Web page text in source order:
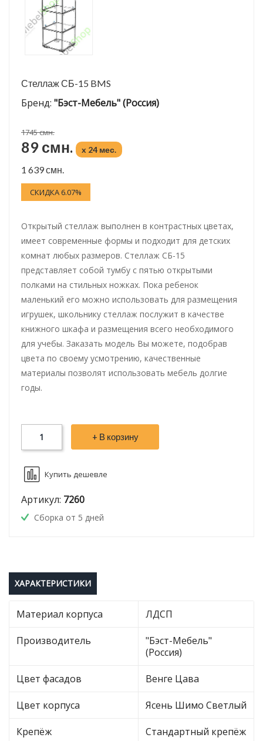
Стеллаж СБ-15 BMS
Бренд: "Бэст-Мебель" (Россия)
1745 смн.
89 смн. x 24 мес.
1 639 смн.
СКИДКА 6.07%
Открытый стеллаж выполнен в контрастных цветах,
имеет современные формы и подходит для детских
комнат любых размеров. Стеллаж СБ-15
представляет собой тумбу с пятью открытыми
полками на стильных ножках. Пока ребенок
маленький его можно использовать для размещения
игрушек, школьнику стеллаж послужит в качестве
книжного шкафа и размещения всего необходимого
для учебы. Заказать модель Вы можете, подобрав
цвета по своему усмотрению, качественные
материалы позволят использовать мебель долгие
годы.
+ В корзину
Купить дешевле
Артикул: 7260
Сборка от 5 дней
ХАРАКТЕРИСТИКИ
Материал корпуса ЛДСП
Производитель
"Бэст-Мебель"
(Россия)
Цвет фасадов Венге Цава
Цвет корпуса Ясень Шимо Светлый
Крепёж Стандартный крепёж